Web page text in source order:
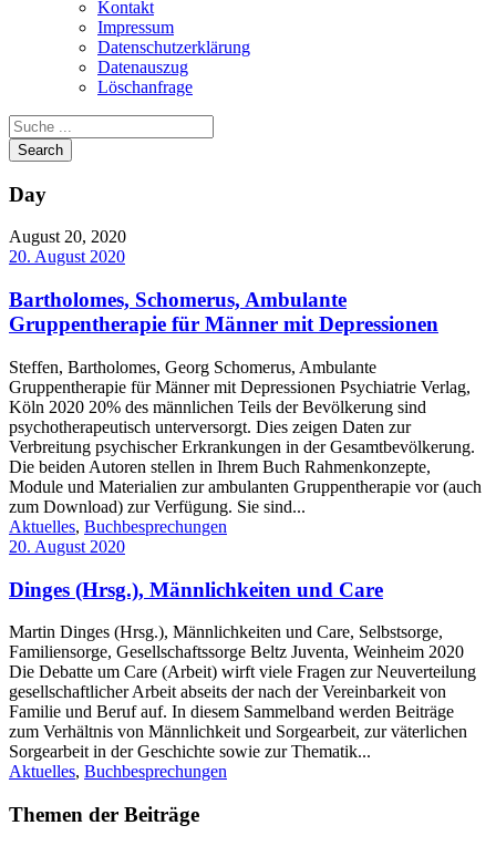
Kontakt
Impressum
Datenschutzerklärung
Datenauszug
Löschanfrage
Day
August 20, 2020
20. August 2020
Bartholomes, Schomerus, Ambulante
Gruppentherapie für Männer mit Depressionen
Steffen, Bartholomes, Georg Schomerus, Ambulante
Gruppentherapie für Männer mit Depressionen Psychiatrie Verlag,
Köln 2020 20% des männlichen Teils der Bevölkerung sind
psychotherapeutisch unterversorgt. Dies zeigen Daten zur
Verbreitung psychischer Erkrankungen in der Gesamtbevölkerung.
Die beiden Autoren stellen in Ihrem Buch Rahmenkonzepte,
Module und Materialien zur ambulanten Gruppentherapie vor (auch
zum Download) zur Verfügung. Sie sind...
Aktuelles, Buchbesprechungen
20. August 2020
Dinges (Hrsg.), Männlichkeiten und Care
Martin Dinges (Hrsg.), Männlichkeiten und Care, Selbstsorge,
Familiensorge, Gesellschaftssorge Beltz Juventa, Weinheim 2020
Die Debatte um Care (Arbeit) wirft viele Fragen zur Neuverteilung
gesellschaftlicher Arbeit abseits der nach der Vereinbarkeit von
Familie und Beruf auf. In diesem Sammelband werden Beiträge
zum Verhältnis von Männlichkeit und Sorgearbeit, zur väterlichen
Sorgearbeit in der Geschichte sowie zur Thematik...
Aktuelles, Buchbesprechungen
Themen der Beiträge